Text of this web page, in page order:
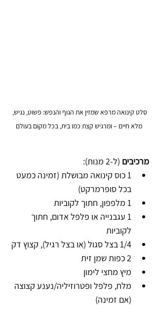
סלט קינואה מרפא שמזין את הגוף והנפש: פשוט, נגיש,
מלא חיים – ומרגיש קצת כמו בית, בכל מקום בעולם
מרכיבים (ל-2 מנות):
1 כוס קינואה מבושלת (זמינה כמעט
בכל סופרמרקט)
1 מלפפון, חתוך לקוביות
1 עגבנייה או פלפל אדום, חתוך
לקוביות
1/4 בצל סגול (או בצל רגיל), קצוץ דק
2 כפות שמן זית
מיץ מחצי לימון
מלח, פלפל ופטרוזיליה/נענע קצוצה
(אם זמינה)